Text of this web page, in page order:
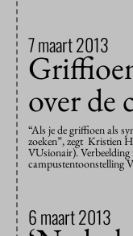
7 maart 2013
over de
“Als je de griffioen als
zoeken”, zegt Kristien
VUsionair). Verbeelding
campustentoonstelling
6 maart 2013